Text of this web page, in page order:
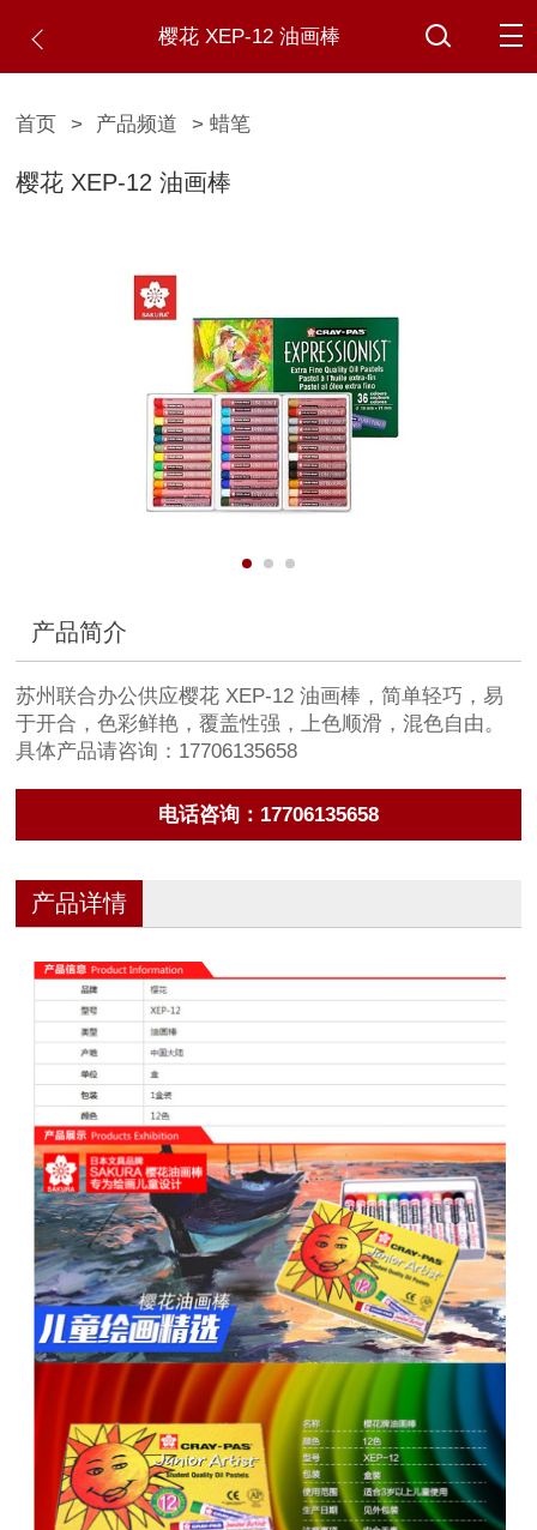
樱花 XEP-12 油画棒
首页 > 产品频道 > 蜡笔
樱花 XEP-12 油画棒
产品简介
苏州联合办公供应樱花 XEP-12 油画棒，简单轻巧，易
于开合，色彩鲜艳，覆盖性强，上色顺滑，混色自由。
具体产品请咨询：17706135658
电话咨询：17706135658
产品详情